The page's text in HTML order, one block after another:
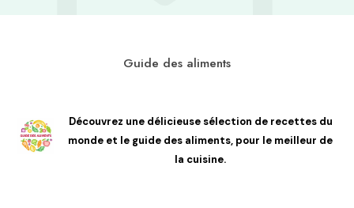
Guide des aliments
Découvrez une délicieuse sélection de recettes du
monde et le guide des aliments, pour le meilleur de
la cuisine.